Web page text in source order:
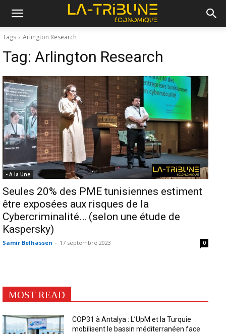
Tags Arlington Research
Tag: Arlington Research
- A la Une
Seules 20% des PME tunisiennes estiment
être exposées aux risques de la
Cybercriminalité… (selon une étude de
Kaspersky)
Samir Belhassen - 17 septembre 2023 0
MOST READ
COP31 à Antalya : L’UpM et la Turquie
mobilisent le bassin méditerranéen face